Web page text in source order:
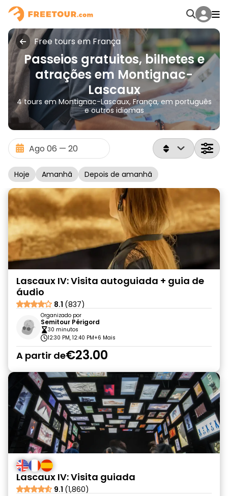
Free tours em França
Passeios gratuitos, bilhetes e
atrações em Montignac-
Lascaux
4 tours em Montignac-Lascaux, França, em português
e outros idiomas
Hoje Amanhã Depois de amanhã
Lascaux IV: Visita autoguiada + guia de
áudio
8.1 (837)
Organizado por
Semitour Périgord
30 minutos
12:30 PM, 12:40 PM+6 Mais
A partir de€23.00
Lascaux IV: Visita guiada
9.1 (1,860)